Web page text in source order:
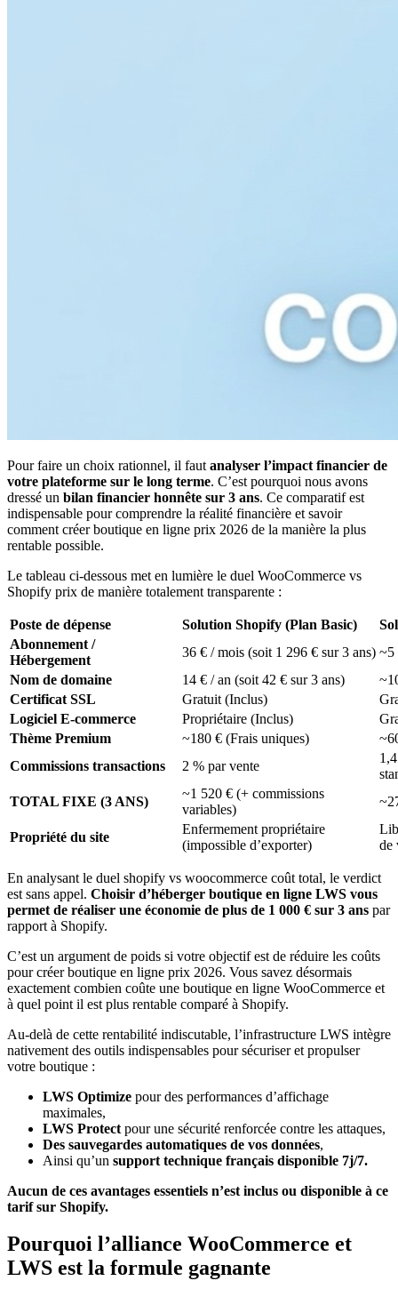
Pour faire un choix rationnel, il faut analyser l’impact financier de
votre plateforme sur le long terme. C’est pourquoi nous avons
dressé un bilan financier honnête sur 3 ans. Ce comparatif est
indispensable pour comprendre la réalité financière et savoir
comment créer boutique en ligne prix 2026 de la manière la plus
rentable possible.
Le tableau ci-dessous met en lumière le duel WooCommerce vs
Shopify prix de manière totalement transparente :
Poste de dépense Solution Shopify (Plan Basic)
Abonnement /
Hébergement
36 € / mois (soit 1 296 € sur 3 ans) ~5
Nom de domaine
14 € / an (soit 42 € sur 3 ans)
Certificat SSL
Gratuit (Inclus)
Logiciel E-commerce
Propriétaire (Inclus)
Thème Premium
~180 € (Frais uniques)
Commissions transactions
2 % par vente
TOTAL FIXE (3 ANS)
~1 520 € (+ commissions
variables)
Propriété du site
Enfermement propriétaire
(impossible d’exporter)
de
En analysant le duel shopify vs woocommerce coût total, le verdict
est sans appel. Choisir d’héberger boutique en ligne LWS vous
permet de réaliser une économie de plus de 1 000 € sur 3 ans par
rapport à Shopify.
C’est un argument de poids si votre objectif est de réduire les coûts
pour créer boutique en ligne prix 2026. Vous savez désormais
exactement combien coûte une boutique en ligne WooCommerce et
à quel point il est plus rentable comparé à Shopify.
Au-delà de cette rentabilité indiscutable, l’infrastructure LWS intègre
nativement des outils indispensables pour sécuriser et propulser
votre boutique :
LWS Optimize pour des performances d’affichage
maximales,
LWS Protect pour une sécurité renforcée contre les attaques,
Des sauvegardes automatiques de vos données,
Ainsi qu’un support technique français disponible 7j/7.
Aucun de ces avantages essentiels n’est inclus ou disponible à ce
tarif sur Shopify.
Pourquoi l’alliance WooCommerce et
LWS est la formule gagnante